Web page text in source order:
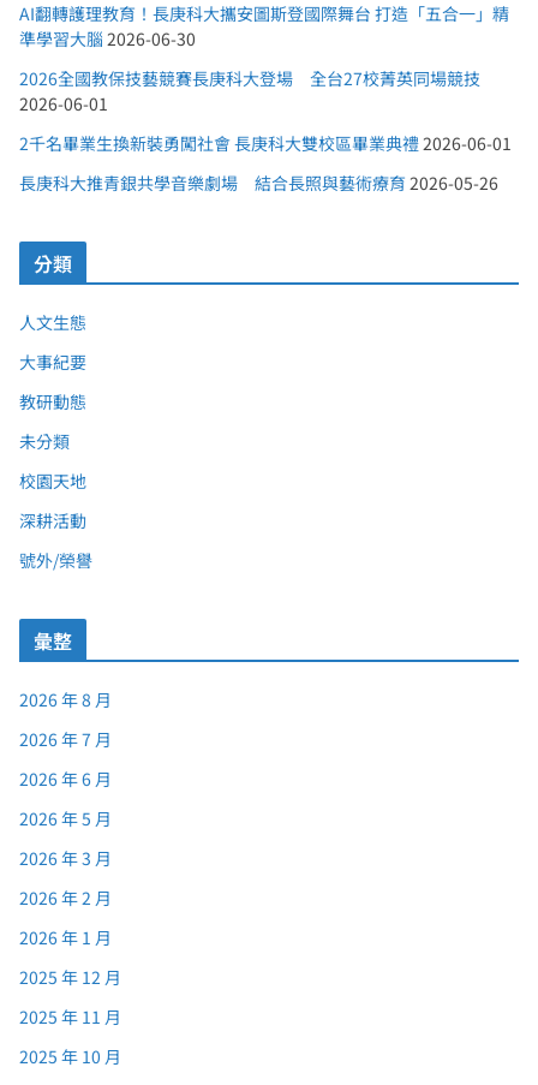
AI翻轉護理教育！長庚科大攜安圖斯登國際舞台 打造「五合一」精
準學習大腦 2026-06-30
2026全國教保技藝競賽長庚科大登場 全台27校菁英同場競技
2026-06-01
2千名畢業生換新裝勇闖社會 長庚科大雙校區畢業典禮2026-06-01
長庚科大推青銀共學音樂劇場 結合長照與藝術療育 2026-05-26
分類
人文生態
大事紀要
教研動態
未分類
校園天地
深耕活動
號外/榮譽
彙整
2026 年 8 月
2026 年 7 月
2026 年 6 月
2026 年 5 月
2026 年 3 月
2026 年 2 月
2026 年 1 月
2025 年 12 月
2025 年 11 月
2025 年 10 月